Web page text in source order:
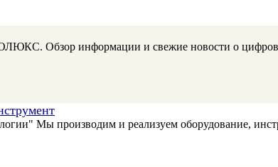
Обзор информации и свежие новости о
Мы производим и реализуем оборудование,